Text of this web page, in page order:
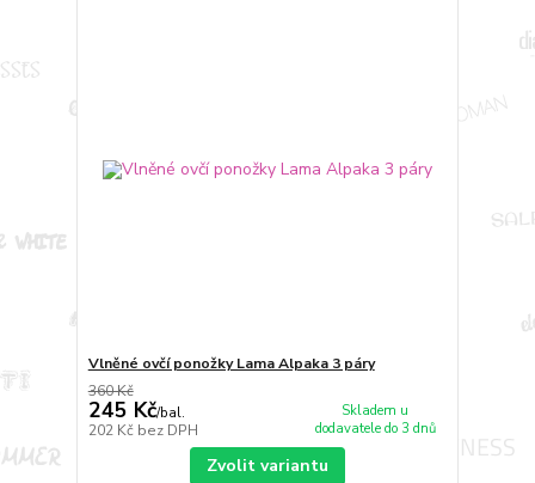
Vlněné ovčí ponožky Lama Alpaka 3 páry
360 Kč
245 Kč/bal.
202 Kč bez DPH
Skladem u
dodavatele do 3 dnů
Zvolit variantu